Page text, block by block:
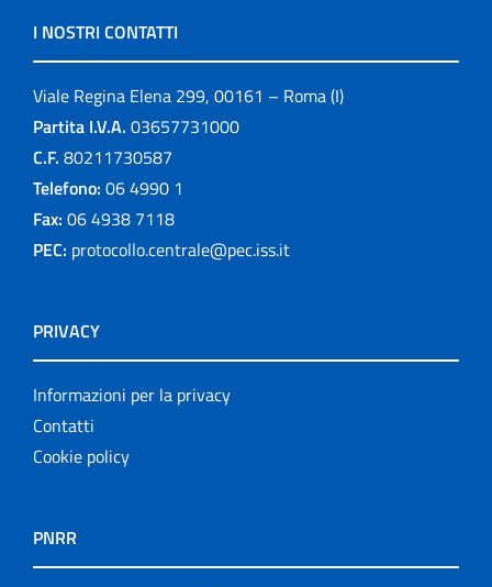
I NOSTRI CONTATTI
Viale Regina Elena 299, 00161 – Roma (I)
Partita I.V.A. 03657731000
C.F. 80211730587
Telefono: 06 4990 1
Fax: 06 4938 7118
PEC: protocollo.centrale@pec.iss.it
PRIVACY
Informazioni per la privacy
Contatti
Cookie policy
PNRR